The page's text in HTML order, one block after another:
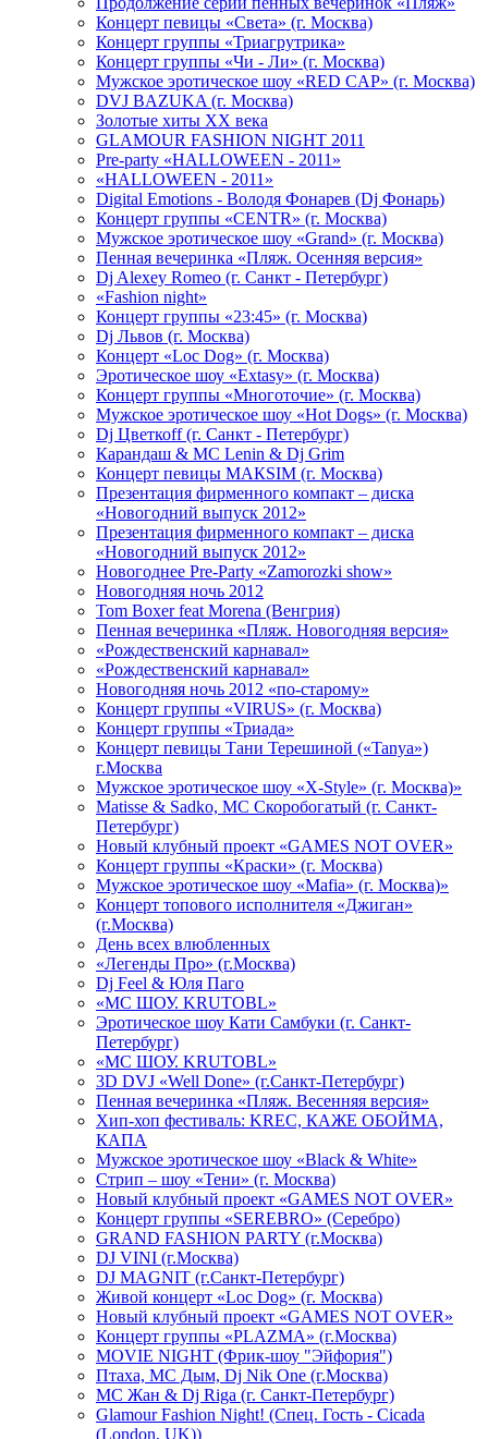
Концерт певицы «Света» (г. Москва)
Концерт группы «Триагрутрика»
Концерт группы «Чи - Ли» (г. Москва)
Мужское эротическое шоу «RED CAP» (г. Москва)
DVJ BAZUKA (г. Москва)
Золотые хиты XX века
GLAMOUR FASHION NIGHT 2011
Pre-party «HALLOWEEN - 2011»
«HALLOWEEN - 2011»
Digital Emotions - Володя Фонарев (Dj Фонарь)
Концерт группы «CENTR» (г. Москва)
Мужское эротическое шоу «Grand» (г. Москва)
Пенная вечеринка «Пляж. Осенняя версия»
Dj Alexey Romeo (г. Санкт - Петербург)
«Fashion night»
Концерт группы «23:45» (г. Москва)
Dj Львов (г. Москва)
Концерт «Loc Dog» (г. Москва)
Эротическое шоу «Extasy» (г. Москва)
Концерт группы «Многоточие» (г. Москва)
Мужское эротическое шоу «Hot Dogs» (г. Москва)
Dj Цветкоff (г. Санкт - Петербург)
Карандаш & МС Lenin & Dj Grim
Концерт певицы МАКSIМ (г. Москва)
Презентация фирменного компакт – диска
«Новогодний выпуск 2012»
Презентация фирменного компакт – диска
«Новогодний выпуск 2012»
Новогоднее Pre-Party «Zamorozki show»
Новогодняя ночь 2012
Tom Boxer feat Morena (Венгрия)
Пенная вечеринка «Пляж. Новогодняя версия»
«Рождественский карнавал»
«Рождественский карнавал»
Новогодняя ночь 2012 «по-старому»
Концерт группы «VIRUS» (г. Москва)
Концерт группы «Триада»
Концерт певицы Тани Терешиной («Tanya»)
г.Москва
Мужское эротическое шоу «X-Style» (г. Москва)»
Matissе & Sadko, MC Скоробогатый (г. Санкт-
Петербург)
Новый клубный проект «GAMES NOT OVER»
Концерт группы «Краски» (г. Москва)
Мужское эротическое шоу «Mafia» (г. Москва)»
Концерт топового исполнителя «Джиган»
(г.Москва)
День всех влюбленных
«Легенды Про» (г.Москва)
Dj Feel & Юля Паго
«МС ШОУ. KRUTOBL»
Эротическое шоу Кати Самбуки (г. Санкт-
Петербург)
«МС ШОУ. KRUTOBL»
3D DVJ «Well Done» (г.Санкт-Петербург)
Пенная вечеринка «Пляж. Весенняя версия»
Хип-хоп фестиваль: KREC, КАЖЕ ОБОЙМА,
КАПА
Мужское эротическое шоу «Black & White»
Стрип – шоу «Тени» (г. Москва)
Новый клубный проект «GAMES NOT OVER»
Концерт группы «SEREBRO» (Серебро)
GRAND FASHION PARTY (г.Москва)
DJ VINI (г.Москва)
DJ MAGNIT (г.Санкт-Петербург)
Живой концерт «Loc Dog» (г. Москва)
Новый клубный проект «GAMES NOT OVER»
Концерт группы «PLAZMA» (г.Москва)
MOVIE NIGHT (Фрик-шоу "Эйфория")
Птаха, МС Дым, Dj Nik One (г.Москва)
МС Жан & Dj Riga (г. Санкт-Петербург)
Glamour Fashion Night! (Спец. Гость - Cicada
(London, UK))